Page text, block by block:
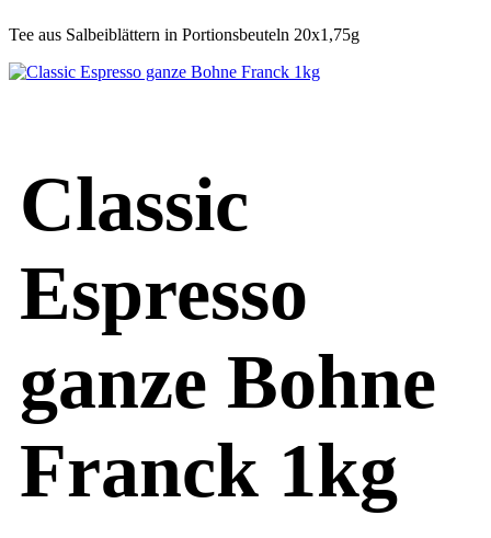
Tee aus Salbeiblättern in Portionsbeuteln 20x1,75g
Classic
Espresso
ganze Bohne
Franck 1kg